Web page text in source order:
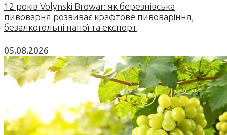
12 років Volynski Browar: як березнівська
пивоварня розвиває крафтове пивоваріння,
безалкогольні напої та експорт
05.08.2026